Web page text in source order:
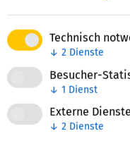
Technisch
↓ 2 Dienste
Besucher-
↓ 1 Dienst
Externe Dienste
↓ 2 Dienste
Julia Hollnagel
IZB Initiative
Bildung für